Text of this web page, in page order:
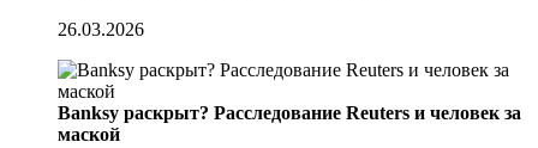
26.03.2026
Banksy раскрыт? Расследование Reuters и человек за
маской